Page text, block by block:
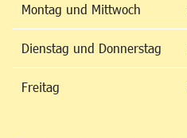
Montag und Mittwoch
Dienstag und Donnerstag
Freitag